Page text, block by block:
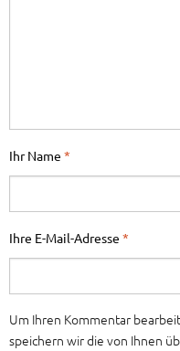
Ihr Name *
Ihre E-Mail-Adresse *
Um Ihren Kommentar
speichern wir die von Ihnen